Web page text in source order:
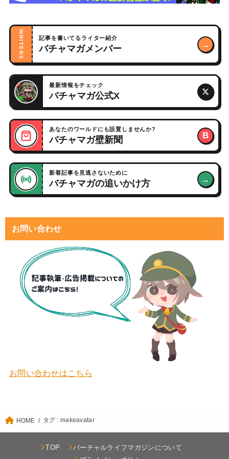
WRITERS 記事を書いてるライター紹介
バチャマガメンバー →
最新情報をチェック
バチャマガ公式X
あなたのワールドにも設置しませんか?
バチャマガ壁新聞 B
新着記事を見逃さないために
バチャマガの追いかけ方 →
お問い合わせ
お問い合わせはこちら
HOME タグ : makeavatar
TOP
バーチャルライフマガジンについて